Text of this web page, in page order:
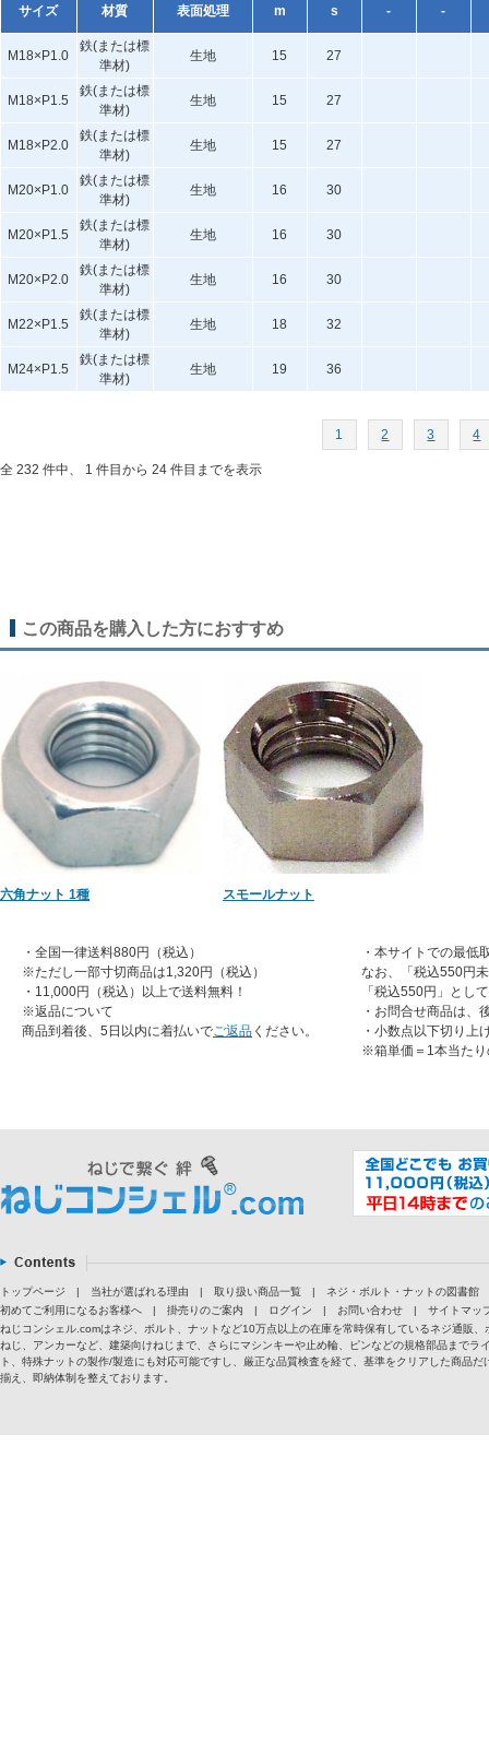
サイズ 材質 表面処理 m s - -
M18×P1.0
鉄(または標
準材)
生地 15 27
M18×P1.5
鉄(または標
準材)
生地 15 27
M18×P2.0
鉄(または標
準材)
生地 15 27
M20×P1.0
鉄(または標
準材)
生地 16 30
M20×P1.5
鉄(または標
準材)
生地 16 30
M20×P2.0
鉄(または標
準材)
生地 16 30
M22×P1.5
鉄(または標
準材)
生地 18 32
M24×P1.5
鉄(または標
準材)
生地 19 36
1 2 3 4
全 232 件中、 1 件目から 24 件目までを表示
この商品を購入した方におすすめ
六角ナット 1種 スモールナット
・全国一律送料880円（税込）
※ただし一部寸切商品は1,320円（税込）
・11,000円（税込）以上で送料無料！
※返品について
商品到着後、5日以内に着払いでご返品 ください。
・本サイトでの最低
なお、「税込550円
「税込550円」とし
・お問合せ商品は、
・小数点以下切り上
※箱単価＝1本当たり
トップページ | 当社が選ばれる理由 | 取り扱い商品一覧 |
ネジ・ボルト・ナットの図書館
初めてご利用になるお客様へ
| 掛売りのご案内 | ログイン | お問い合わせ |
サイトマッ
ねじコンシェル.comはネジ、ボルト、ナットなど10万点以上の在庫を常時保有しているネジ通販
ねじ、アンカーなど、建築向けねじまで、さらにマシンキーや止め輪、ピンなどの規格部品まで
ト、特殊ナットの製作/製造にも対応可能ですし、厳正な品質検査を経て、基準をクリアした商品
揃え、即納体制を整えております。